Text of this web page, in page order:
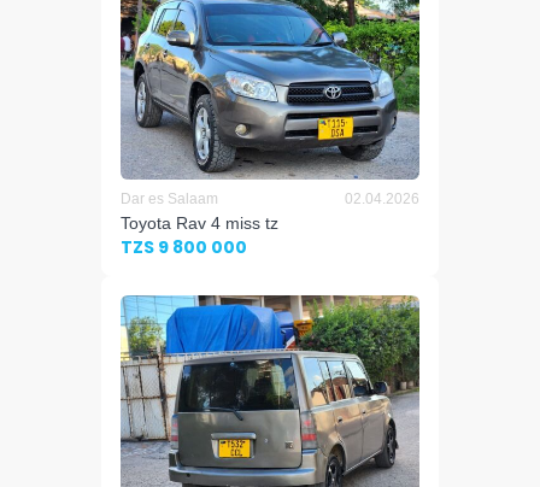
Dar es Salaam 02.04.2026
Toyota Rav 4 miss tz
TZS 9 800 000